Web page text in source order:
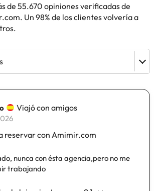
de 55.670 opiniones verificadas de
Un 98% de los clientes volvería a